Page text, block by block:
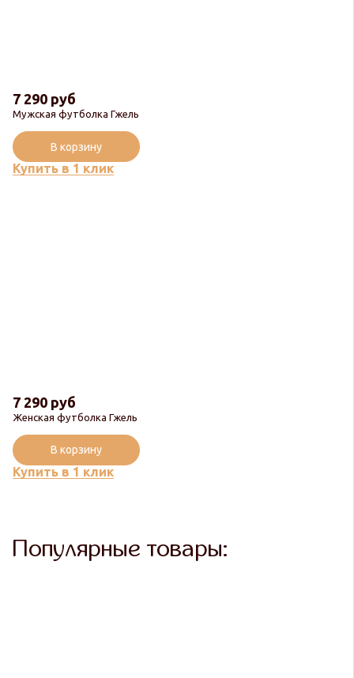
Мужская футболка Гжель
7 290 руб
Купить в 1 клик
В корзину
Женская футболка Гжель
7 290 руб
Купить в 1 клик
В корзину
Популярные товары: